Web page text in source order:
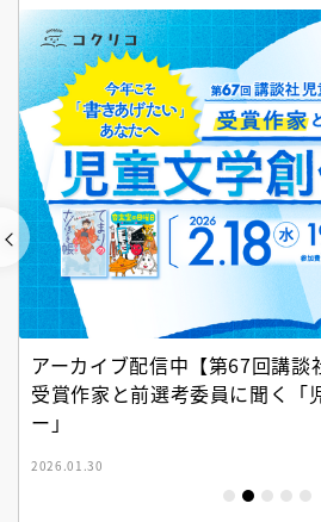
アーカイブ配信中【第67回講談
受賞作家と前選考委員に聞く「
ー」
2026.01.30